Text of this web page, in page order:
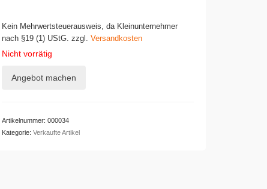
Kein Mehrwertsteuerausweis, da Kleinunternehmer
nach §19 (1) UStG. zzgl. Versandkosten
Nicht vorrätig
Angebot machen
Artikelnummer: 000034
Kategorie: Verkaufte Artikel